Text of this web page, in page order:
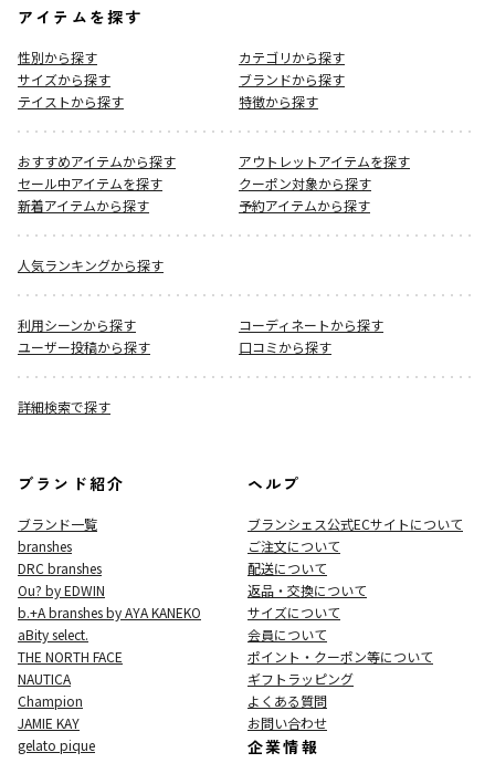
アイテムを探す
性別から探す
カテゴリから探す
サイズから探す
ブランドから探す
テイストから探す
特徴から探す
おすすめアイテムから探す
アウトレットアイテムを探す
セール中アイテムを探す
クーポン対象から探す
新着アイテムから探す
予約アイテムから探す
人気ランキングから探す
利用シーンから探す
コーディネートから探す
ユーザー投稿から探す
口コミから探す
詳細検索で探す
ブランド紹介
ブランド一覧
branshes
DRC branshes
Ou? by EDWIN
b.+A branshes by AYA KANEKO
aBity select.
THE NORTH FACE
NAUTICA
Champion
JAMIE KAY
gelato pique
ヘルプ
ブランシェス公式ECサイトについて
ご注文について
配送について
返品・交換について
サイズについて
会員について
ポイント・クーポン等について
ギフトラッピング
よくある質問
お問い合わせ
企業情報